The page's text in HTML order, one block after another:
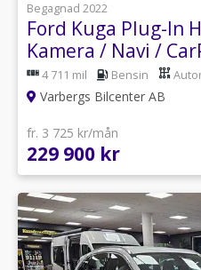
Begagnad 2022
Ford Kuga Plug-In
Kamera / Navi /
4 711 mil Bensin
Varbergs Bilcenter AB
fr. 3 725 kr/mån
229 900 kr